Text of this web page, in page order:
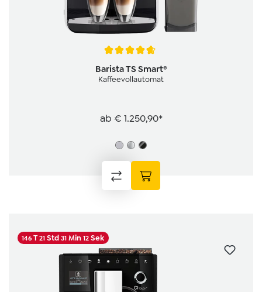
Average rating of 4.6 out of 5 stars
Barista TS Smart®
Kaffeevollautomat
ab € 1.250,90*
146T21Std 31Min 12Sek